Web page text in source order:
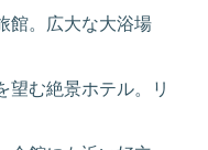
館。広大な大浴場
望む絶景ホテル。リ